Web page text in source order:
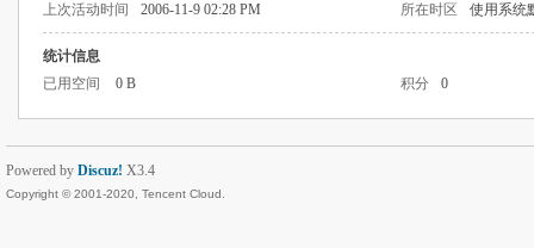
上次活动时间
2006-11-9 02:28 PM 所在时区 使用系统
统计信息
已用空间
0 B 积分 0
Powered by Discuz! X3.4
Copyright © 2001-2020, Tencent Cloud.